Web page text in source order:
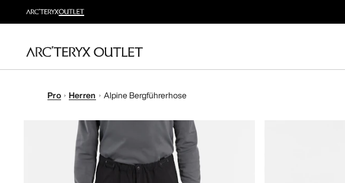
Pro Herren Alpine Bergführerhose